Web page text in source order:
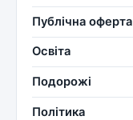
Публічна оферта
Освіта
Подорожі
Політика